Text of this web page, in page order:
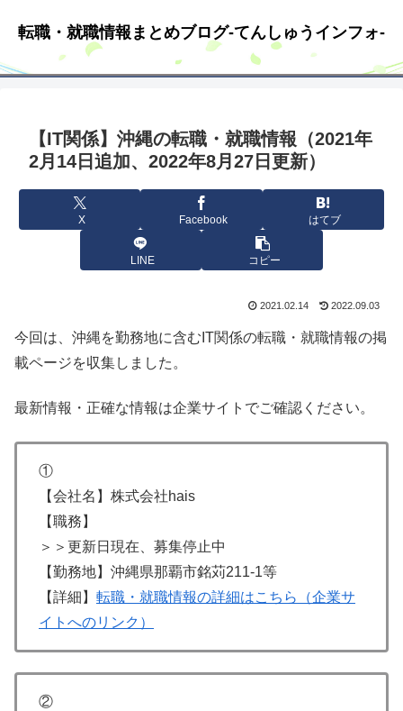
転職・就職情報まとめブログ-てんしゅうインフォ-
【IT関係】沖縄の転職・就職情報（2021年
2月14日追加、2022年8月27日更新）
X Facebook はてブ
LINE コピー
2021.02.14 2022.09.03
今回は、沖縄を勤務地に含むIT関係の転職・就職情報の掲
載ページを収集しました。
最新情報・正確な情報は企業サイトでご確認ください。
①
【会社名】株式会社hais
【職務】
＞＞更新日現在、募集停止中
【勤務地】沖縄県那覇市銘苅211-1等
【詳細】 転職・就職情報の詳細はこちら（企業サ
イトへのリンク）
②